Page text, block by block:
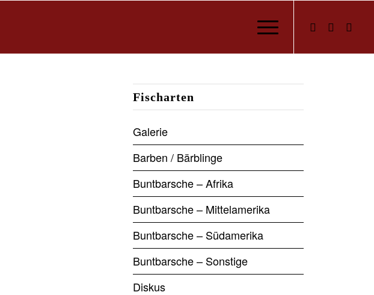
Fischarten
Galerie
Barben / Bärblinge
Buntbarsche – Afrika
Buntbarsche – Mittelamerika
Buntbarsche – Südamerika
Buntbarsche – Sonstige
Diskus